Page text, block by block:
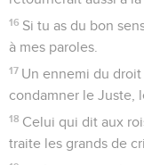
16 Si tu as du bon
à mes paroles.
17 Un ennemi du
condamner le Juste,
18 Celui qui dit aux
traite les grands de